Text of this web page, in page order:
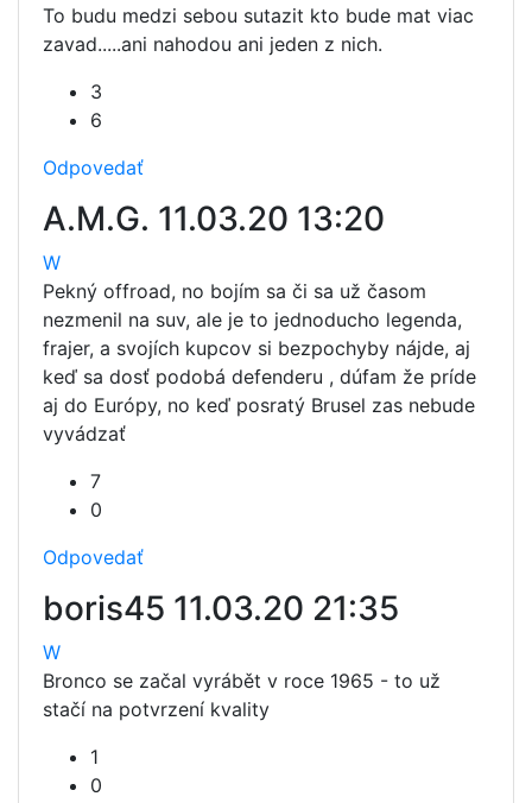
To budu medzi sebou sutazit kto bude mat viac
zavad.....ani nahodou ani jeden z nich.
3
6
Odpovedať
A.M.G. 11.03.20 13:20
W
Pekný offroad, no bojím sa či sa už časom
nezmenil na suv, ale je to jednoducho legenda,
frajer, a svojích kupcov si bezpochyby nájde, aj
keď sa dosť podobá defenderu , dúfam že príde
aj do Európy, no keď posratý Brusel zas nebude
vyvádzať
7
0
Odpovedať
boris45 11.03.20 21:35
W
Bronco se začal vyrábět v roce 1965 - to už
stačí na potvrzení kvality
1
0